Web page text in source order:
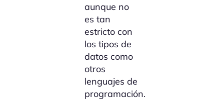
aunque no
es tan
estricto con
los tipos de
datos como
otros
lenguajes de
programación.